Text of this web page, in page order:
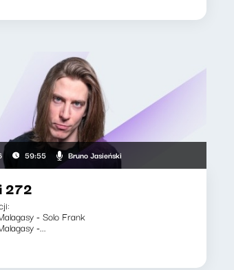
59:55 Bruno Jasieński
272
- Solo Frank
-...